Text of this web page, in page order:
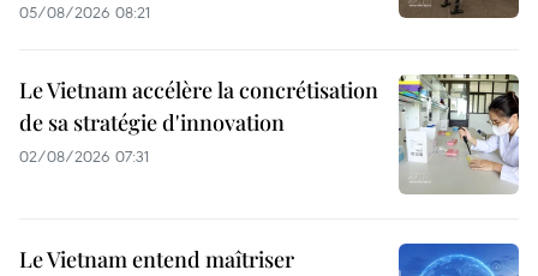
05/08/2026 08:21
Le Vietnam accélère la concrétisation
de sa stratégie d'innovation
02/08/2026 07:31
Le Vietnam entend maîtriser